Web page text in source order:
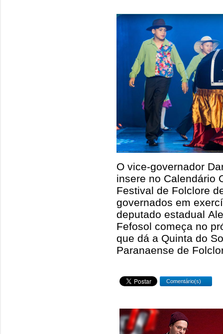
O vice-governador
insere no Calendário
Festival de Folclore
governados em
deputado estadual
Fefosol começa no
que dá a Quinta do
Paranaense de
Comentário(s)